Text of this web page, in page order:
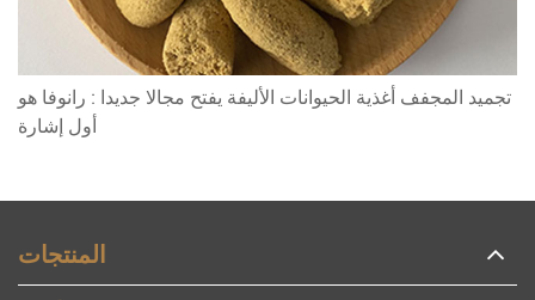
تجميد المجفف أغذية الحيوانات الأليفة يفتح مجالا جديدا : رانوفا هو
أول إشارة
المنتجات